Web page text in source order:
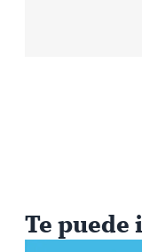
Te